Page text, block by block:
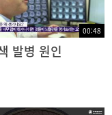
00:48
발병 원인